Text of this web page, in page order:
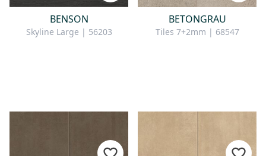
BENSON
Skyline Large | 56203
BETONGRAU
Tiles 7+2mm | 68547